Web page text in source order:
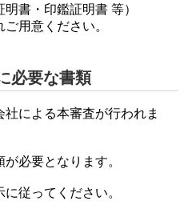
書・印鑑証明書 等）
用意ください。
必要な書類
による本審査が行われま
必要となります。
従ってください。